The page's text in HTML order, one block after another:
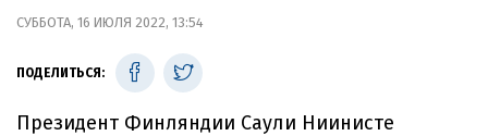
СУББОТА, 16 ИЮЛЯ 2022, 13:54
ПОДЕЛИТЬСЯ:
Президент Финляндии Саули Ниинисте